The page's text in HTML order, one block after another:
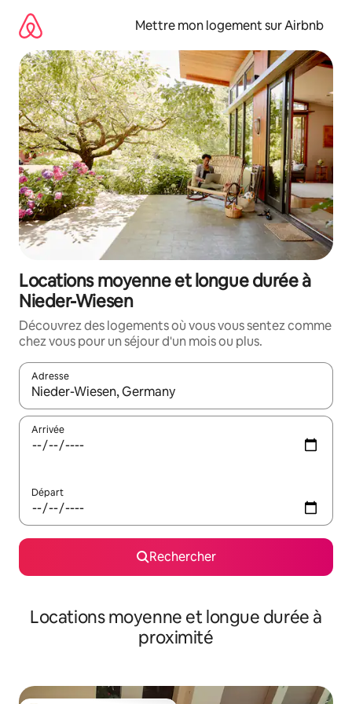
directement
contenu
Mettre mon logement sur Airbnb
Locations moyenne et longue durée à
Nieder-Wiesen
Découvrez des logements où vous vous sentez comme
chez vous pour un séjour d'un mois ou plus.
Adresse
Lorsque les résultats s'affichent, utilisez les flèches vers le
Arrivée
Départ
Rechercher
Locations moyenne et longue durée à
proximité